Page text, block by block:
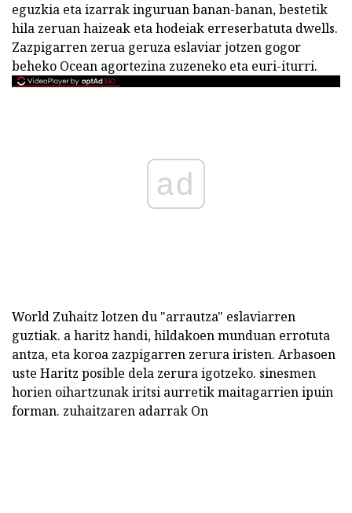
eguzkia eta izarrak inguruan banan-banan, bestetik
hila zeruan haizeak eta hodeiak erreserbatuta dwells.
Zazpigarren zerua geruza eslaviar jotzen gogor
beheko Ocean agortezina zuzeneko eta euri-iturri.
ad
World Zuhaitz lotzen du "arrautza" eslaviarren
guztiak. a haritz handi, hildakoen munduan errotuta
antza, eta koroa zazpigarren zerura iristen. Arbasoen
uste Haritz posible dela zerura igotzeko. sinesmen
horien oihartzunak iritsi aurretik maitagarrien ipuin
forman. zuhaitzaren adarrak On